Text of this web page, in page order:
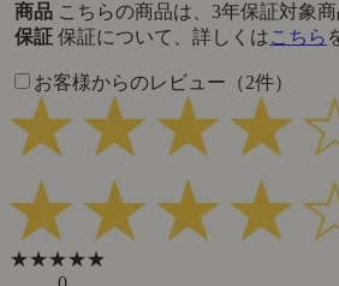
商品
保証
こちらの商品は、3年保証対象商
保証について、詳しくはこちら
お客様からのレビュー（2件）
★★★★★